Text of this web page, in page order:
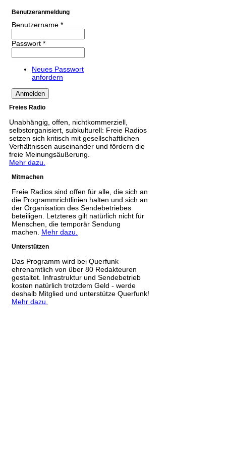
Benutzeranmeldung
Benutzername *
Passwort *
Neues Passwort
anfordern
Freies Radio
Unabhängig, offen, nichtkommerziell,
selbstorganisiert, subkulturell: Freie Radios
setzen sich kritisch mit gesellschaftlichen
Verhältnissen auseinander und fördern die
freie Meinungsäußerung.
Mehr dazu.
Mitmachen
Freie Radios sind offen für alle, die sich an
die Programmrichtlinien halten und sich an
der Organisation des Sendebetriebes
beteiligen. Letzteres gilt natürlich nicht für
Menschen, die temporär Sendung
machen. Mehr dazu.
Unterstützen
Das Programm wird bei Querfunk
ehrenamtlich von über 80 Redakteuren
gestaltet. Infrastruktur und Sendebetrieb
kosten natürlich trotzdem Geld - werde
deshalb Mitglied und unterstütze Querfunk!
Mehr dazu.